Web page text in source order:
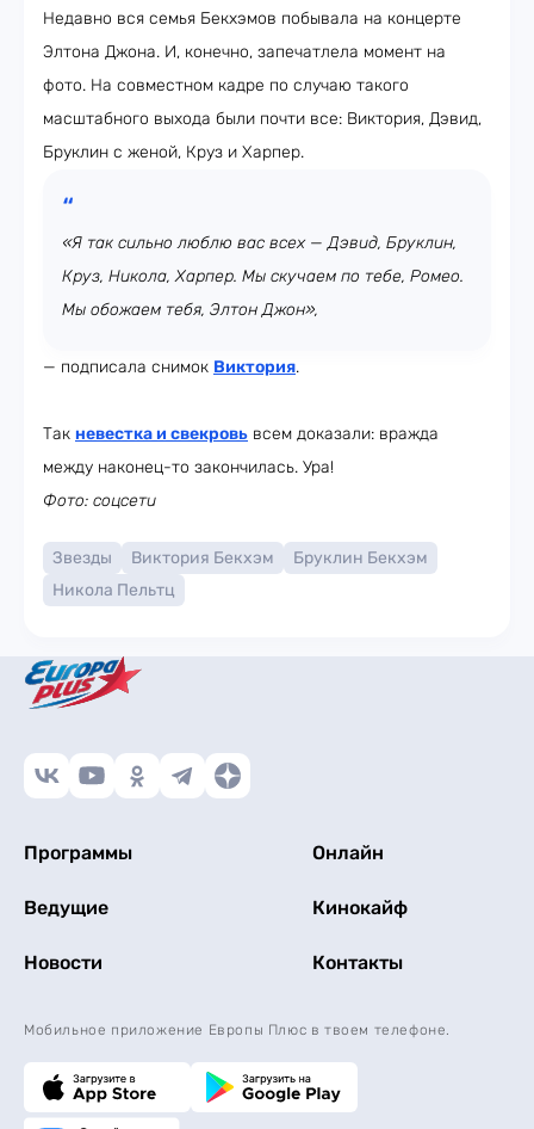
Недавно вся семья Бекхэмов побывала на концерте
Элтона Джона. И, конечно, запечатлела момент на
фото. На совместном кадре по случаю такого
масштабного выхода были почти все: Виктория, Дэвид,
Бруклин с женой, Круз и Харпер.
«Я так сильно люблю вас всех — Дэвид, Бруклин,
Круз, Никола, Харпер. Мы скучаем по тебе, Ромео.
Мы обожаем тебя, Элтон Джон»,
— подписала снимок Виктория.
Так невестка и свекровь всем доказали: вражда
между наконец-то закончилась. Ура!
Фото: соцсети
Звезды Виктория Бекхэм
Бруклин Бекхэм
Никола Пельтц
Программы Онлайн
Ведущие Кинокайф
Новости Контакты
Мобильное приложение Европы Плюс в твоем телефоне.